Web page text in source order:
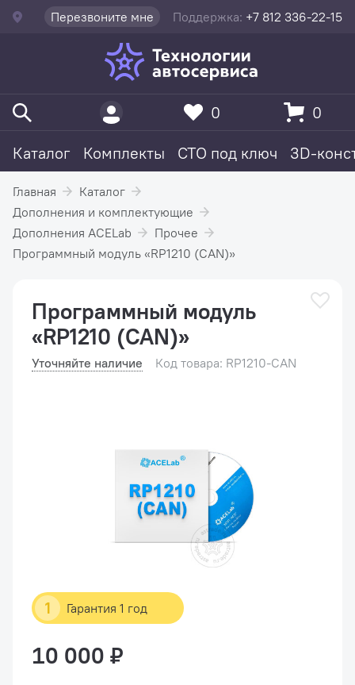
Перезвоните мне Поддержка: +7 812 336-22-15
Каталог Комплекты СТО под ключ 3D-
0 0
Главная
Каталог
Дополнения и комплектующие
Дополнения ACELab
Прочее
Программный модуль «RP1210 (CAN)»
1 Гарантия 1 год
Программный модуль
«RP1210 (CAN)»
Уточняйте наличие Код товара: RP1210-CAN
10 000 ₽